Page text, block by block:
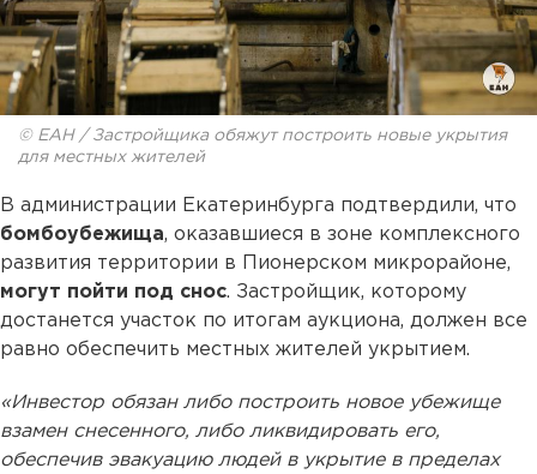
© ЕАН / Застройщика обяжут построить новые укрытия
для местных жителей
В администрации Екатеринбурга подтвердили, что
бомбоубежища, оказавшиеся в зоне комплексного
развития территории в Пионерском микрорайоне,
могут пойти под снос. Застройщик, которому
достанется участок по итогам аукциона, должен все
равно обеспечить местных жителей укрытием.
«Инвестор обязан либо построить новое убежище
взамен снесенного, либо ликвидировать его,
обеспечив эвакуацию людей в укрытие в пределах